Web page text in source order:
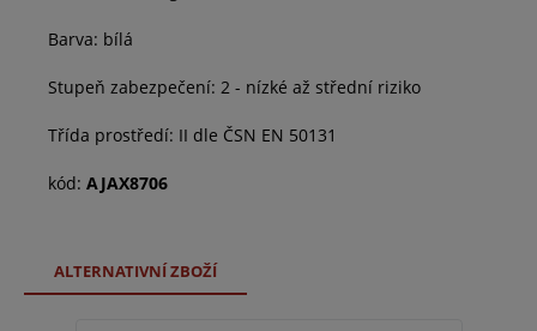
Barva: bílá
Stupeň zabezpečení: 2 - nízké až střední riziko
Třída prostředí: II dle ČSN EN 50131
kód: AJAX8706
ALTERNATIVNÍ ZBOŽÍ